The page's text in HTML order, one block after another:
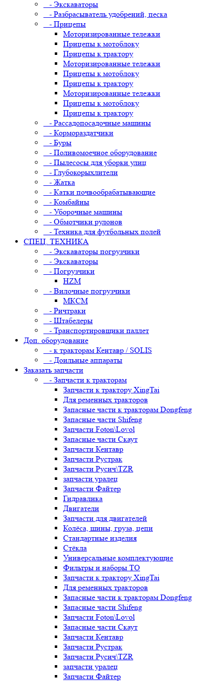
- Экскаваторы
- Разбрасыватель удобрений, песка
- Прицепы
Моторизированные тележки
Прицепы к мотоблоку
Прицепы к трактору
Моторизированные тележки
Прицепы к мотоблоку
Прицепы к трактору
Моторизированные тележки
Прицепы к мотоблоку
Прицепы к трактору
- Рассадопосадочные машины
- Кормораздатчики
- Буры
- Поливомоечное оборудование
- Пылесосы для уборки улиц
- Глубокорыхлители
- Жатка
- Катки почвообрабатывающие
- Комбайны
- Уборочные машины
- Обмотчики рулонов
- Техника для футбольных полей
СПЕЦ. ТЕХНИКА
- Экскаваторы погрузчики
- Экскаваторы
- Погрузчики
HZM
- Вилочные погрузчики
МКСМ
- Ричтраки
- Штабелеры
- Транспортировщики паллет
Доп. оборудование
- к тракторам Кентавр / SOLIS
- Доильные аппараты
Заказать запчасти
- Запчасти к тракторам
Запчасти к трактору XingTai
Для ременных тракторов
Запасные части к тракторам Dongfeng
Запасные части Shifeng
Запчасти Foton\Lovol
Запасные части Скаут
Запчасти Кентавр
Запчасти Рустрак
Запчасти Русич\TZR
запчасти уралец
Запчасти Файтер
Гидравлика
Двигатели
Запчасти для двигателей
Колёса, шины, груза, цепи
Стандартные изделия
Стёкла
Универсальные комплектующие
Фильтры и наборы ТО
Запчасти к трактору XingTai
Для ременных тракторов
Запасные части к тракторам Dongfeng
Запасные части Shifeng
Запчасти Foton\Lovol
Запасные части Скаут
Запчасти Кентавр
Запчасти Рустрак
Запчасти Русич\TZR
запчасти уралец
Запчасти Файтер